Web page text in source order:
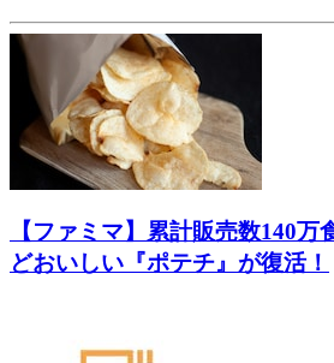
【ファミマ】累計販売数140
どおいしい『ポテチ』が復活！